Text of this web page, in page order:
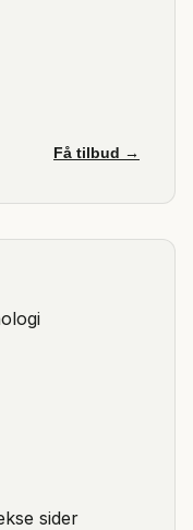
Få tilbud →
sider